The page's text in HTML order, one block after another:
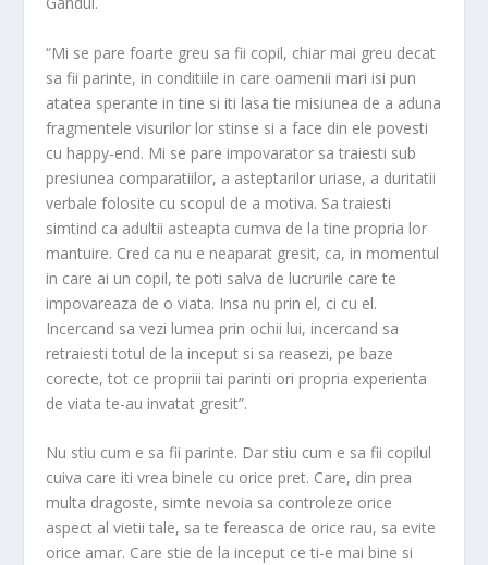
“Mi se pare foarte greu sa fii copil, chiar mai greu decat
sa fii parinte, in conditiile in care oamenii mari isi pun
atatea sperante in tine si iti lasa tie misiunea de a aduna
fragmentele visurilor lor stinse si a face din ele povesti
cu happy-end. Mi se pare impovarator sa traiesti sub
presiunea comparatiilor, a asteptarilor uriase, a duritatii
verbale folosite cu scopul de a motiva. Sa traiesti
simtind ca adultii asteapta cumva de la tine propria lor
mantuire. Cred ca nu e neaparat gresit, ca, in momentul
in care ai un copil, te poti salva de lucrurile care te
impovareaza de o viata. Insa nu prin el, ci cu el.
Incercand sa vezi lumea prin ochii lui, incercand sa
retraiesti totul de la inceput si sa reasezi, pe baze
corecte, tot ce propriii tai parinti ori propria experienta
de viata te-au invatat gresit”.
Nu stiu cum e sa fii parinte. Dar stiu cum e sa fii copilul
cuiva care iti vrea binele cu orice pret. Care, din prea
multa dragoste, simte nevoia sa controleze orice
aspect al vietii tale, sa te fereasca de orice rau, sa evite
orice amar. Care stie de la inceput ce ti-e mai bine si